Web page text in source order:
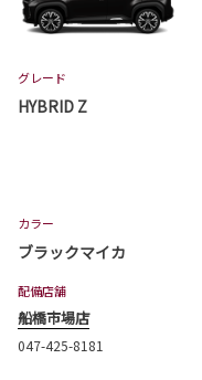
グレード
HYBRID Z
カラー
ブラックマイカ
配備店舗
船橋市場店
047-425-8181